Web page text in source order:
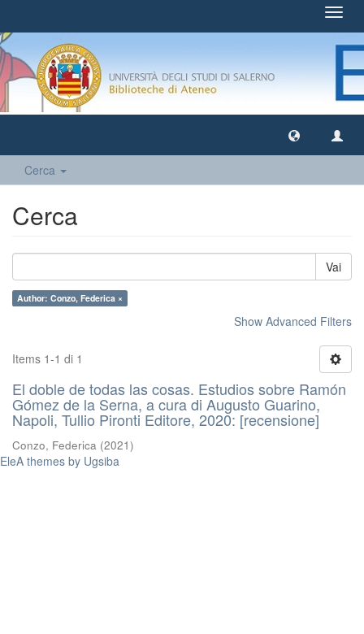
Cerca
Cerca
Vai
Author: Conzo, Federica ×
Show Advanced Filters
Items 1-1 di 1
El doble de todas las cosas. Estudios sobre Ramón
Gómez de la Serna, a cura di Augusto Guarino,
Napoli, Tullio Pironti Editore, 2020: [recensione]
Conzo, Federica (2021)
EleA themes by Ugsiba